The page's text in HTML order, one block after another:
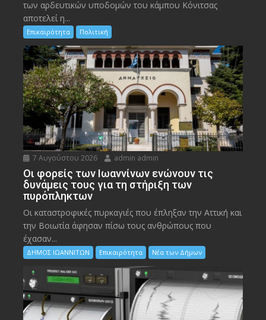
των αρδευτικών υποδομών του κάμπου Κόνιτσας
αποτελεί η...
Επικαιρότητα Πολιτική
7 Αυγούστου 2026 admin admin
Οι φορείς των Ιωαννίνων ενώνουν τις
δυνάμεις τους για τη στήριξη των
πυρόπληκτων
Οι καταστροφικές πυρκαγιές που έπληξαν την Αττική και
την Bοιωτία άφησαν πίσω τους ανθρώπους που
έχασαν...
ΔΗΜΟΣ ΙΩΑΝΝΙΤΩΝ Επικαιρότητα Νέα των Δήμων